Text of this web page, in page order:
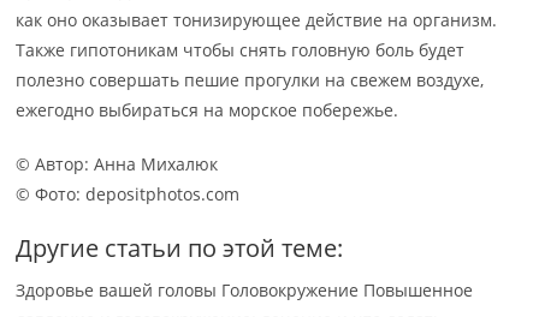
как оно оказывает тонизирующее действие на организм.
Также гипотоникам чтобы снять головную боль будет
полезно совершать пешие прогулки на свежем воздухе,
ежегодно выбираться на морское побережье.
© Автор: Анна Михалюк
© Фото: depositphotos.com
Другие статьи по этой теме:
Здоровье вашей головы Головокружение Повышенное